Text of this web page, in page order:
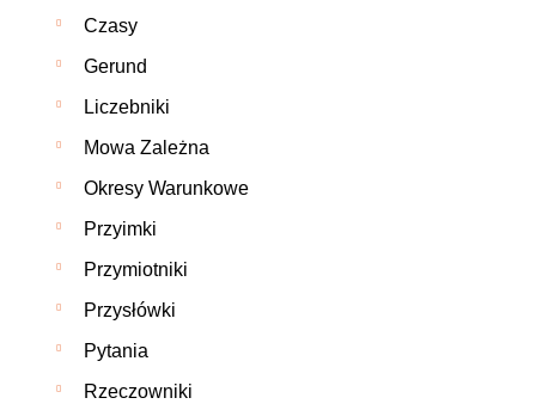
Czasy
Gerund
Liczebniki
Mowa Zależna
Okresy Warunkowe
Przyimki
Przymiotniki
Przysłówki
Pytania
Rzeczowniki